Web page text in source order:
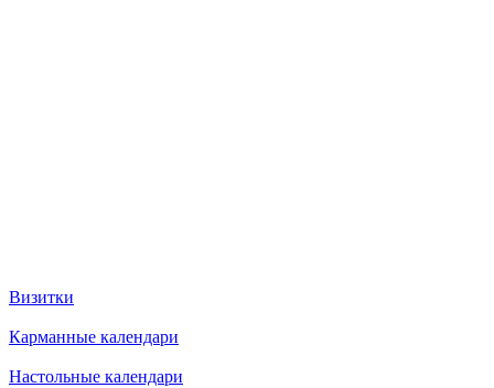
Визитки
Карманные календари
Настольные календари